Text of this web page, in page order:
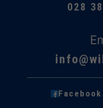
028
Facebook